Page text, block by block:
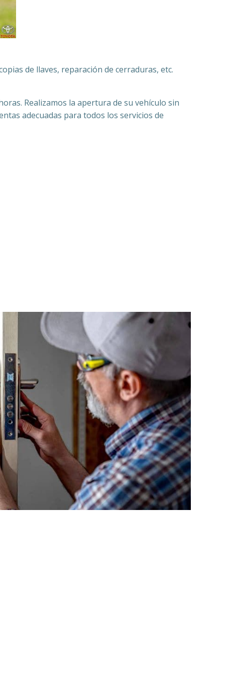
de llaves, reparación de cerraduras, etc.
Realizamos la apertura de su vehículo sin
adecuadas para todos los servicios de